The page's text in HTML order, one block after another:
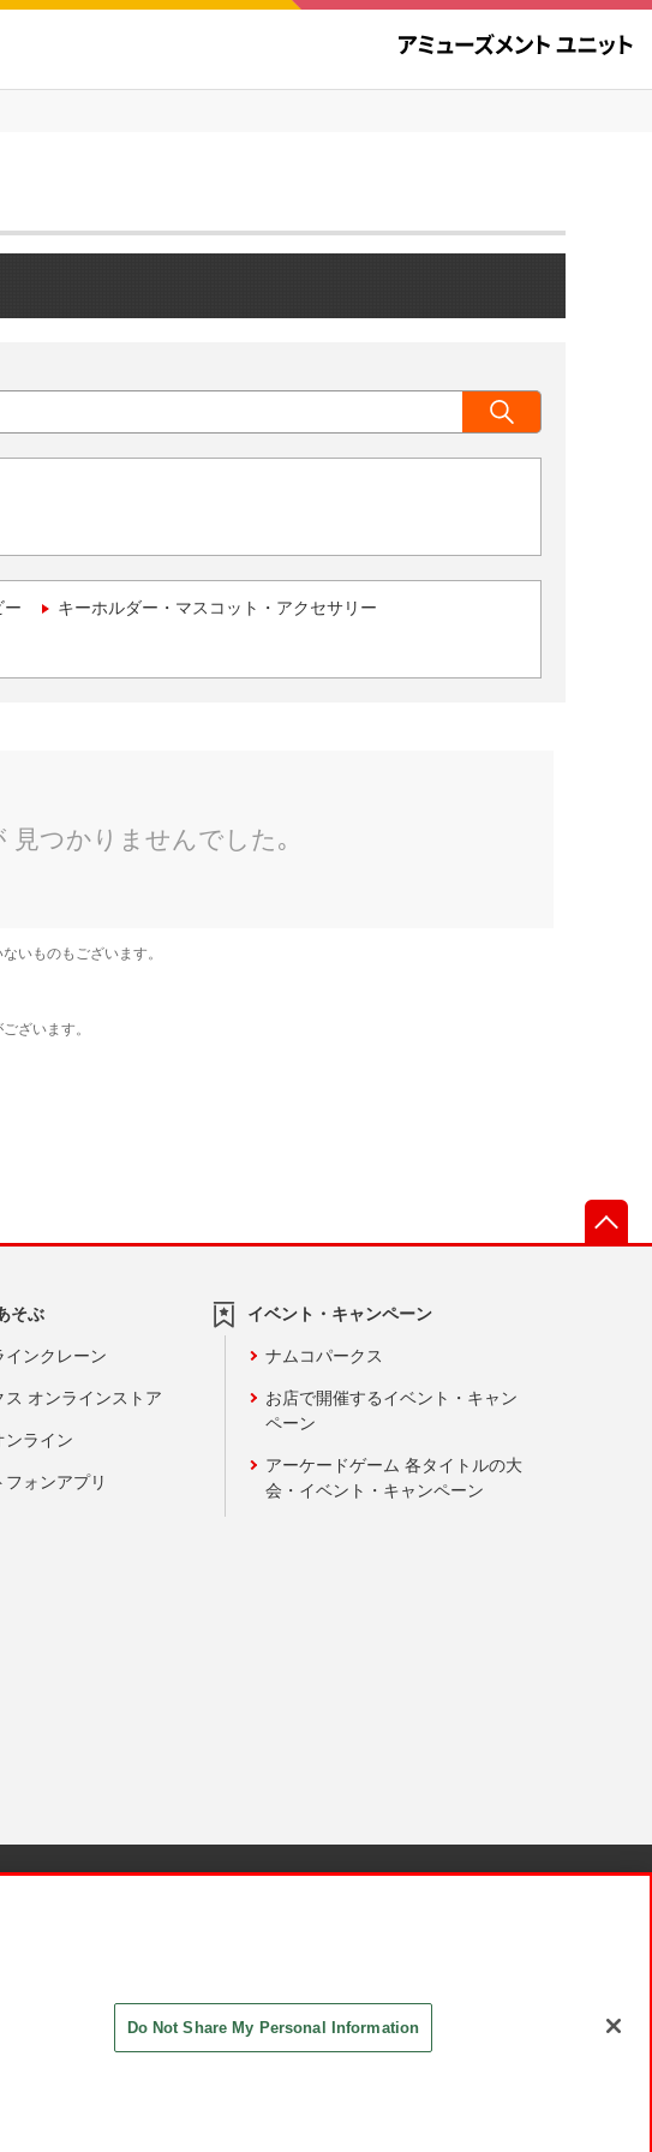
ー キーホルダー・マスコット・アクセサリー
そぶ
インクレーン
ス オンラインストア
ンライン
ォンアプリ
イベント・キャンペーン
ナムコパークス
お店で開催するイベント・キャン
ペーン
アーケードゲーム 各タイトルの大
会・イベント・キャンペーン
Do Not Share My Personal Information